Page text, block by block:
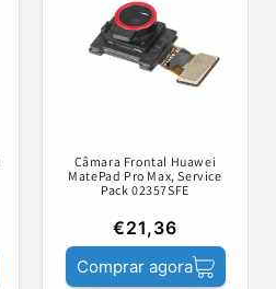
Câmara Frontal Huawei
MatePad Pro Max, Service
Pack 02357SFE
€21,36
Comprar agora